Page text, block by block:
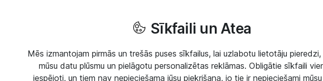
Sīkfaili un Atea
Mēs izmantojam pirmās un trešās puses sīkfailus, lai uzlabotu lietotāju pieredzi,
mūsu datu plūsmu un pielāgotu personalizētas reklāmas. Obligātie sīkfaili
iespējoti, un tiem nav nepieciešama jūsu piekrišana, jo tie ir nepieciešami